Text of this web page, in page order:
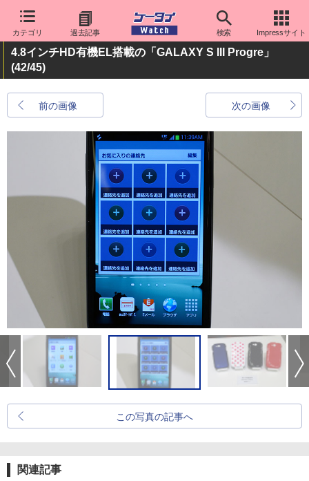
カテゴリ 過去記事 検索 Impressサイト
4.8インチHD有機EL搭載の「GALAXY S III Progre」
(42/45)
前の画像 次の画像
この写真の記事へ
関連記事